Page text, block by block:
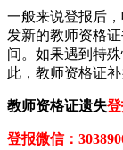
一般来说登报后
发新的教师资格
间。如果遇到特
此，教师资格证
教师资格证遗失登
登报微信：